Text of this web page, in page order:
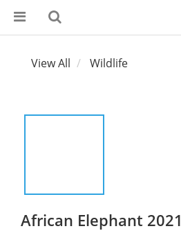
View All Wildlife
African Elephant 2021